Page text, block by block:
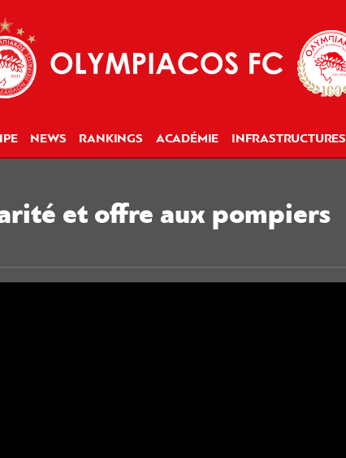
NEWS RANKINGS ACADÉMIE INFRASTRUCTURES
et offre aux pompiers